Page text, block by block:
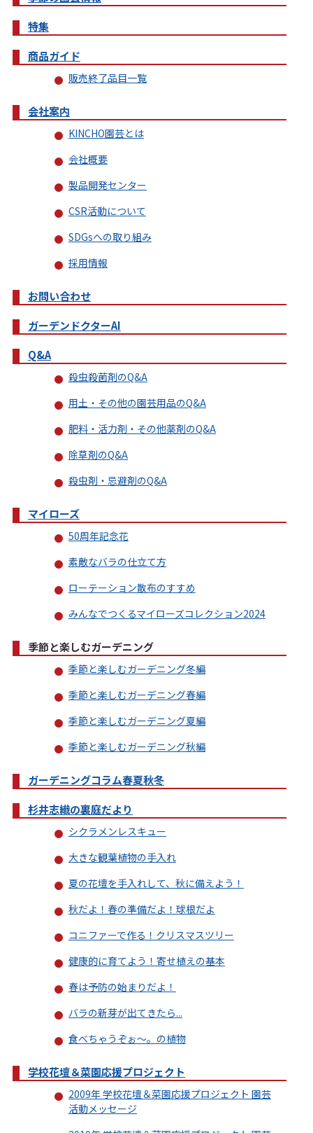
特集
商品ガイド
販売終了品目一覧
会社案内
KINCHO園芸とは
会社概要
製品開発センター
CSR活動について
SDGsへの取り組み
採用情報
お問い合わせ
ガーデンドクターAI
Q&A
殺虫殺菌剤のQ&A
用土・その他の園芸用品のQ&A
肥料・活力剤・その他薬剤のQ&A
除草剤のQ&A
殺虫剤・忌避剤のQ&A
マイローズ
50周年記念花
素敵なバラの仕立て方
ローテーション散布のすすめ
みんなでつくるマイローズコレクション2024
季節と楽しむガーデニング
季節と楽しむガーデニング冬編
季節と楽しむガーデニング春編
季節と楽しむガーデニング夏編
季節と楽しむガーデニング秋編
ガーデニングコラム春夏秋冬
杉井志織の裏庭だより
シクラメンレスキュー
大きな観葉植物の手入れ
夏の花壇を手入れして、秋に備えよう！
秋だよ！春の準備だよ！球根だよ
コニファーで作る！クリスマスツリー
健康的に育てよう！寄せ植えの基本
春は予防の始まりだよ！
バラの新芽が出てきたら...
食べちゃうぞぉ〜。の植物
学校花壇＆菜園応援プロジェクト
2009年 学校花壇＆菜園応援プロジェクト 園芸
活動メッセージ